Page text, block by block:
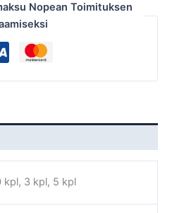
Nopean Toimituksen
kpl, 3 kpl, 5 kpl